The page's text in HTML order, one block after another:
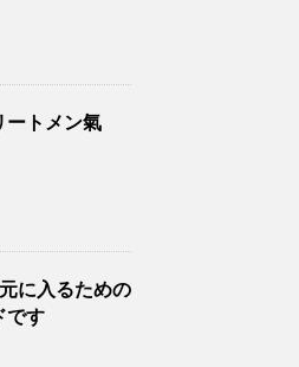
ートメン氣
に入るための
です